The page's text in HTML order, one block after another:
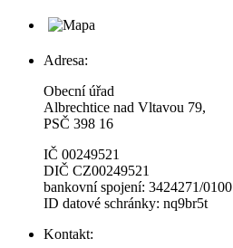
Adresa:
Obecní úřad
Albrechtice nad Vltavou 79,
PSČ 398 16
IČ 00249521
DIČ CZ00249521
bankovní spojení: 3424271/0100
ID datové schránky: nq9br5t
Kontakt: